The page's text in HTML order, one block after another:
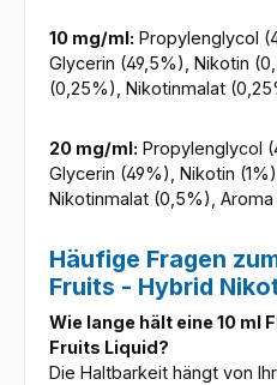
10 mg/ml: Propylenglycol
Glycerin (49,5%), Nikotin
(0,25%), Nikotinmalat
20 mg/ml: Propylenglycol
Glycerin (49%), Nikotin
Nikotinmalat (0,5%), Aroma
Häufige Fragen
Fruits - Hybrid
Wie lange hält eine 10 ml
Fruits Liquid?
Die Haltbarkeit hängt von